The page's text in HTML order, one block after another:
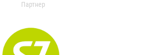
Партнер